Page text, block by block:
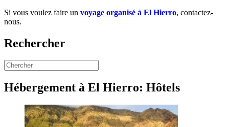
Si vous voulez faire un voyage organisé à El Hierro, contactez-
nous.
Rechercher
Hébergement à El Hierro: Hôtels